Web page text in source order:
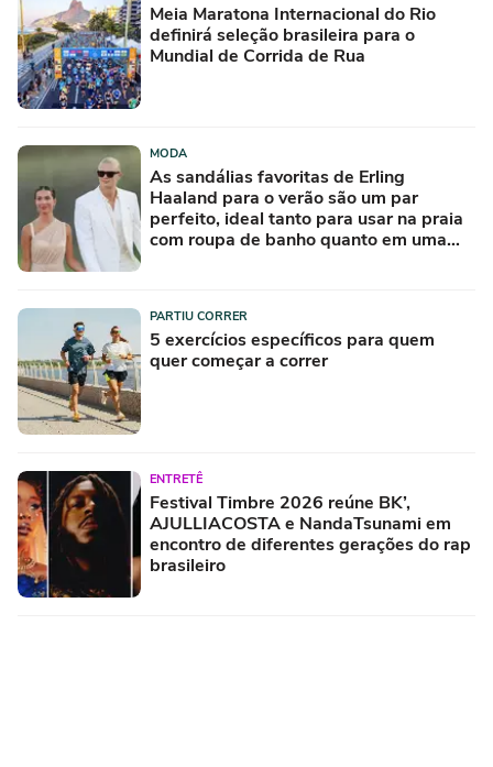
Meia Maratona Internacional do Rio
definirá seleção brasileira para o
Mundial de Corrida de Rua
MODA
As sandálias favoritas de Erling
Haaland para o verão são um par
perfeito, ideal tanto para usar na praia
com roupa de banho quanto em uma
PARTIU CORRER
5 exercícios específicos para quem
quer começar a correr
ENTRETÊ
Festival Timbre 2026 reúne BK’,
AJULLIACOSTA e NandaTsunami em
encontro de diferentes gerações do rap
brasileiro